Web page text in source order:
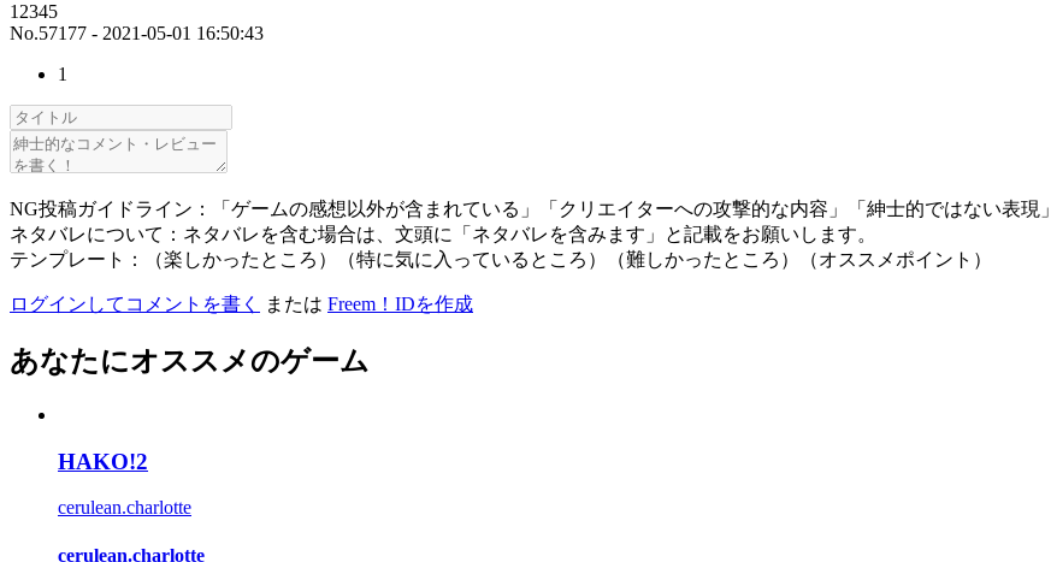
12345
No.57177 - 2021-05-01 16:50:43
1
NG投稿ガイドライン：「ゲームの感想以外が含まれている」「クリエイターへの攻撃的な内容」「紳士的ではない表現」
ネタバレについて：ネタバレを含む場合は、文頭に「ネタバレを含みます」と記載をお願いします。
テンプレート：（楽しかったところ）（特に気に入っているところ）（難しかったところ）（オススメポイント）
ログインしてコメントを書く または Freem！IDを作成
あなたにオススメのゲーム
HAKO!2
cerulean.charlotte
cerulean.charlotte